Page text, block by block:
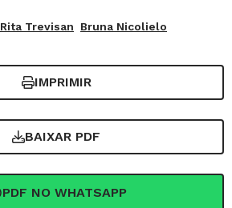
Rita Trevisan Bruna Nicolielo
IMPRIMIR
BAIXAR PDF
PDF NO WHATSAPP